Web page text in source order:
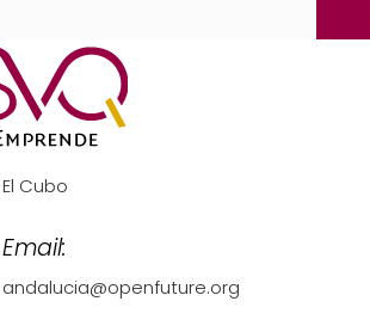
Nombre:
El Cubo
Email:
andalucia@openfuture.org